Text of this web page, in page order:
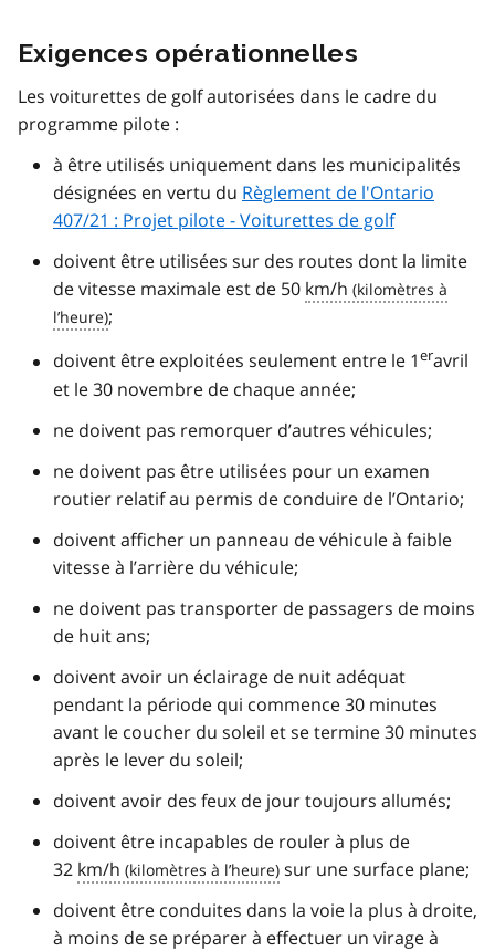
Exigences opérationnelles
Les voiturettes de golf autorisées dans le cadre du
programme pilote :
à être utilisés uniquement dans les municipalités
désignées en vertu du Règlement de l'Ontario
407/21 : Projet pilote - Voiturettes de golf
doivent être utilisées sur des routes dont la limite
de vitesse maximale est de 50 km/h
;
doivent être exploitées seulement entre le 1eravril
et le 30 novembre de chaque année;
ne doivent pas remorquer d’autres véhicules;
ne doivent pas être utilisées pour un examen
routier relatif au permis de conduire de l’Ontario;
doivent afficher un panneau de véhicule à faible
vitesse à l’arrière du véhicule;
ne doivent pas transporter de passagers de moins
de huit ans;
doivent avoir un éclairage de nuit adéquat
pendant la période qui commence 30 minutes
avant le coucher du soleil et se termine 30 minutes
après le lever du soleil;
doivent avoir des feux de jour toujours allumés;
doivent être incapables de rouler à plus de
32 km/h
sur une surface plane;
doivent être conduites dans la voie la plus à droite,
à moins de se préparer à effectuer un virage à